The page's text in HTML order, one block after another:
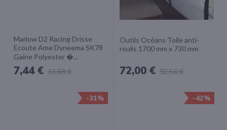
Marlow D2 Racing Drisse
Ecoute Ame Dyneema SK78
Gaine Polyester �...
7,44 € 16,68 €
Outils Océans Toile anti-
roulis 1700 mm x 730 mm
72,00 € 92,56 €
-31% -42%